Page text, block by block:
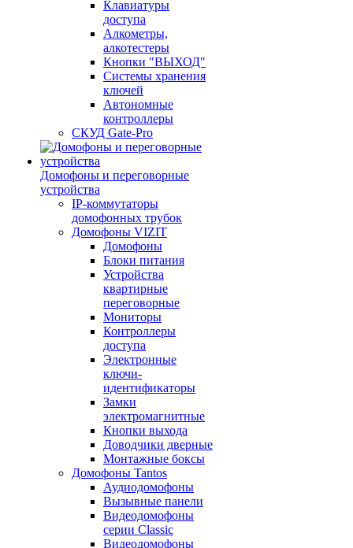
Клавиатуры
доступа
Алкометры,
алкотестеры
Кнопки "ВЫХОД"
Системы хранения
ключей
Автономные
контроллеры
СКУД Gate-Pro
Домофоны и переговорные
устройства
IP-коммутаторы
домофонных трубок
Домофоны VIZIT
Домофоны
Блоки питания
Устройства
квартирные
переговорные
Мониторы
Контроллеры
доступа
Электронные
ключи-
идентификаторы
Замки
электромагнитные
Кнопки выхода
Доводчики дверные
Монтажные боксы
Домофоны Tantos
Аудиодомофоны
Вызывные панели
Видеодомофоны
серии Classic
Видеодомофоны